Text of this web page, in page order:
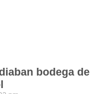
bodega de